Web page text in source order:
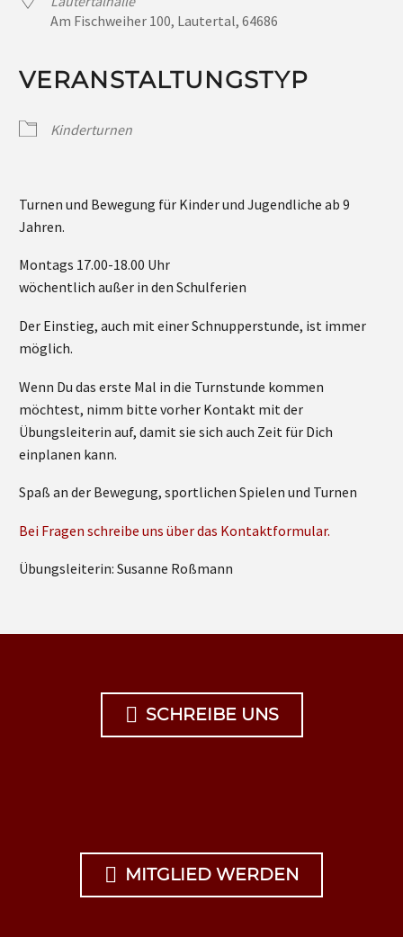
Am Fischweiher 100, Lautertal, 64686
VERANSTALTUNGSTYP
Kinderturnen
Turnen und Bewegung für Kinder und Jugendliche ab 9
Jahren.
Montags 17.00-18.00 Uhr
wöchentlich außer in den Schulferien
Der Einstieg, auch mit einer Schnupperstunde, ist immer
möglich.
Wenn Du das erste Mal in die Turnstunde kommen
möchtest, nimm bitte vorher Kontakt mit der
Übungsleiterin auf, damit sie sich auch Zeit für Dich
einplanen kann.
Spaß an der Bewegung, sportlichen Spielen und Turnen
Bei Fragen schreibe uns über das Kontaktformular.
Übungsleiterin: Susanne Roßmann
 SCHREIBE UNS
 MITGLIED WERDEN